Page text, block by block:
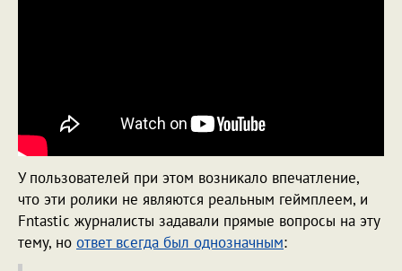
У пользователей при этом возникало впечатление,
что эти ролики не являются реальным геймплеем, и
Fntastic журналисты задавали прямые вопросы на эту
тему, но ответ всегда был однозначным: